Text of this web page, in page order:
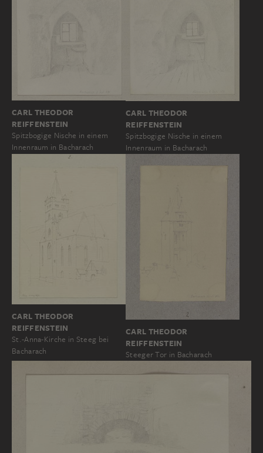
CARL THEODOR
REIFFENSTEIN
Spitzbogige Nische in einem
Innenraum in Bacharach
CARL THEODOR
REIFFENSTEIN
Spitzbogige Nische in einem
Innenraum in Bacharach
CARL THEODOR
REIFFENSTEIN
St.-Anna-Kirche in Steeg bei
Bacharach
CARL THEODOR
REIFFENSTEIN
Steeger Tor in Bacharach